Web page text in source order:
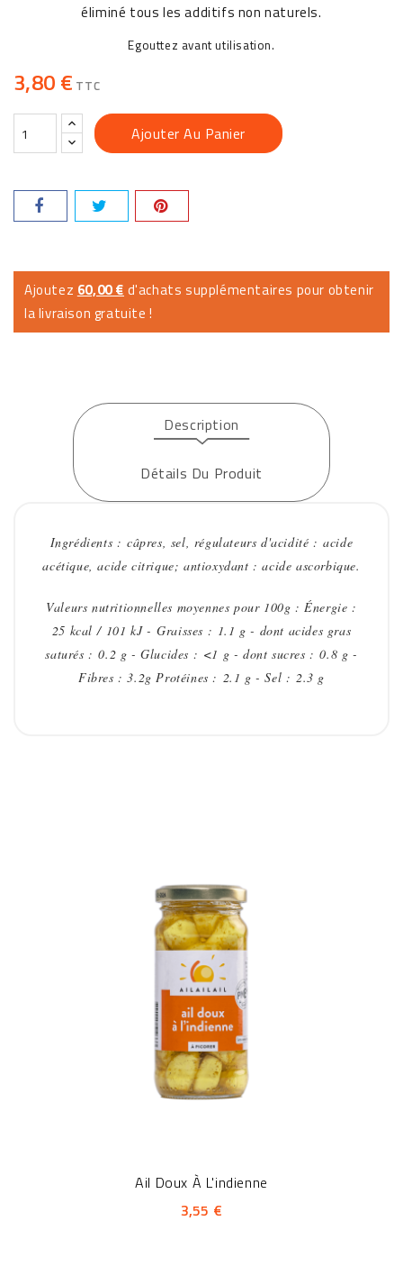
éliminé tous les additifs non naturels.
Egouttez avant utilisation.
3,80 € TTC
Ajouter Au Panier
Ajoutez 60,00 € d'achats supplémentaires pour obtenir
la livraison gratuite !
Description
Détails Du Produit
Ingrédients : câpres, sel, régulateurs d'acidité : acide
acétique, acide citrique; antioxydant : acide ascorbique.
Valeurs nutritionnelles moyennes pour 100g : Énergie :
25 kcal / 101 kJ - Graisses : 1.1 g - dont acides gras
saturés : 0.2 g - Glucides : <1 g - dont sucres : 0.8 g -
Fibres : 3.2g Protéines : 2.1 g - Sel : 2.3 g
Ail Doux À L'indienne
3,55 €